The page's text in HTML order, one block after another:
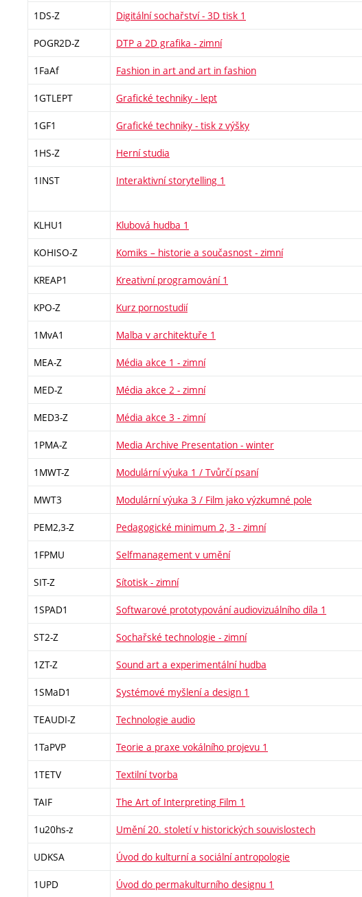
1DS-Z Digitální sochařství - 3D tisk 1
POGR2D-Z DTP a 2D grafika - zimní
1FaAf Fashion in art and art in fashion
1GTLEPT Grafické techniky - lept
1GF1 Grafické techniky - tisk z výšky
1HS-Z Herní studia
1INST Interaktivní storytelling 1
KLHU1 Klubová hudba 1
KOHISO-Z Komiks – historie a současnost - zimní
KREAP1 Kreativní programování 1
KPO-Z Kurz pornostudií
1MvA1 Malba v architektuře 1
MEA-Z Média akce 1 - zimní
MED-Z Média akce 2 - zimní
MED3-Z Média akce 3 - zimní
1PMA-Z Media Archive Presentation - winter
1MWT-Z Modulární výuka 1 / Tvůrčí psaní
MWT3 Modulární výuka 3 / Film jako výzkumné pole
PEM2,3-Z Pedagogické minimum 2, 3 - zimní
1FPMU Selfmanagement v umění
SIT-Z Sítotisk - zimní
1SPAD1 Softwarové prototypování audiovizuálního díla 1
ST2-Z Sochařské technologie - zimní
1ZT-Z Sound art a experimentální hudba
1SMaD1 Systémové myšlení a design 1
TEAUDI-Z Technologie audio
1TaPVP Teorie a praxe vokálního projevu 1
1TETV Textilní tvorba
TAIF The Art of Interpreting Film 1
1u20hs-z Umění 20. století v historických souvislostech
UDKSA Úvod do kulturní a sociální antropologie
1UPD Úvod do permakulturního designu 1